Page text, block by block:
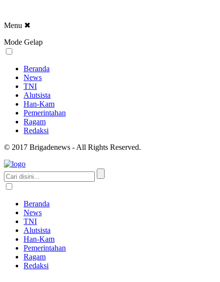
Menu ✖
Mode Gelap
Beranda
News
TNI
Alutsista
Han-Kam
Pemerintahan
Ragam
Redaksi
© 2017 Brigadenews - All Rights Reserved.
Beranda
News
TNI
Alutsista
Han-Kam
Pemerintahan
Ragam
Redaksi